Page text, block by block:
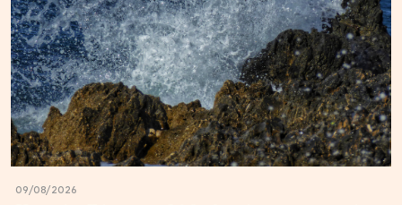
09/08/2026